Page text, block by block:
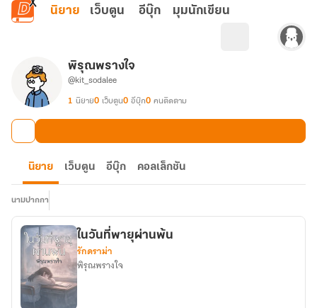
ข้ามไปยังเนื้อหาหลัก
นิยาย เว็บตูน อีบุ๊ก มุมนักเขียน
พิรุณพรางใจ
@kit_sodalee
1 นิยาย0 เว็บตูน0 อีบุ๊ก0 คนติดตาม
นิยาย เว็บตูน อีบุ๊ก คอลเล็กชัน
นามปากกา
ในวันที่พายุผ่านพ้น
รักดราม่า
พิรุณพรางใจ